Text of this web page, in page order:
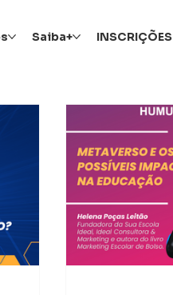
Saiba+ INSCRIÇÕES